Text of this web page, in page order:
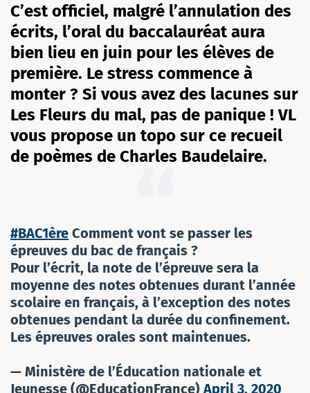
C’est officiel, malgré l’annulation des
écrits, l’oral du baccalauréat aura
bien lieu en juin pour les élèves de
première. Le stress commence à
monter ? Si vous avez des lacunes sur
Les Fleurs du mal, pas de panique ! VL
vous propose un topo sur ce recueil
de poèmes de Charles Baudelaire.
#BAC1ère Comment vont se passer les
épreuves du bac de français ?
Pour l’écrit, la note de l’épreuve sera la
moyenne des notes obtenues durant l’année
scolaire en français, à l’exception des notes
obtenues pendant la durée du confinement.
Les épreuves orales sont maintenues.
— Ministère de l’Éducation nationale et
Jeunesse (@EducationFrance)April 3, 2020